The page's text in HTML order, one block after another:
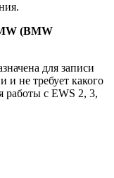
для записи
не требует какого
работы с EWS 2, 3,